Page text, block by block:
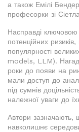
а також Емілі
професорки зі
Насправді ключовою
потенційних
популярності
models, LLM).
роки до появи на
мали доступ до
під сумнів
належної уваги до
Автори зазначають,
навколишнє